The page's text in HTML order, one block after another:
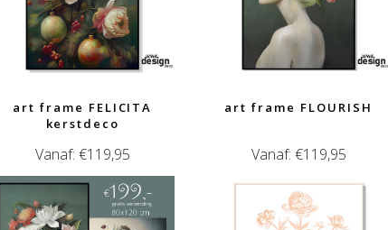
art frame FELICITA
kerstdeco
Vanaf: €119,95
art frame FLOURISH
Vanaf: €119,95